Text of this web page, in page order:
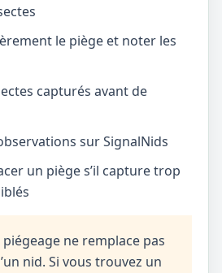
le piège et noter les
capturés avant de
sur SignalNids
un piège s’il capture trop
piégeage ne remplace pas
nid. Si vous trouvez un